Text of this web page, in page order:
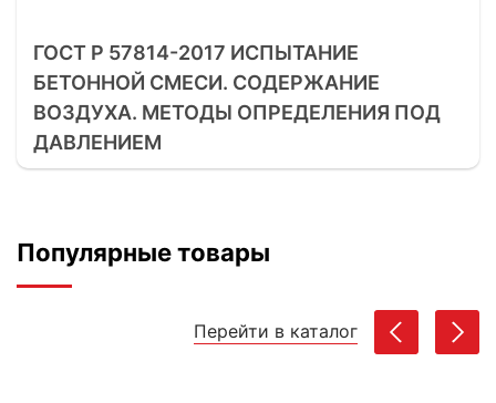
ГОСТ Р 57814-2017 ИСПЫТАНИЕ
БЕТОННОЙ СМЕСИ. СОДЕРЖАНИЕ
ВОЗДУХА. МЕТОДЫ ОПРЕДЕЛЕНИЯ ПОД
ДАВЛЕНИЕМ
Популярные товары
Перейти в каталог